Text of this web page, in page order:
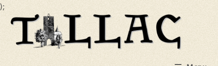
);
Skip
content